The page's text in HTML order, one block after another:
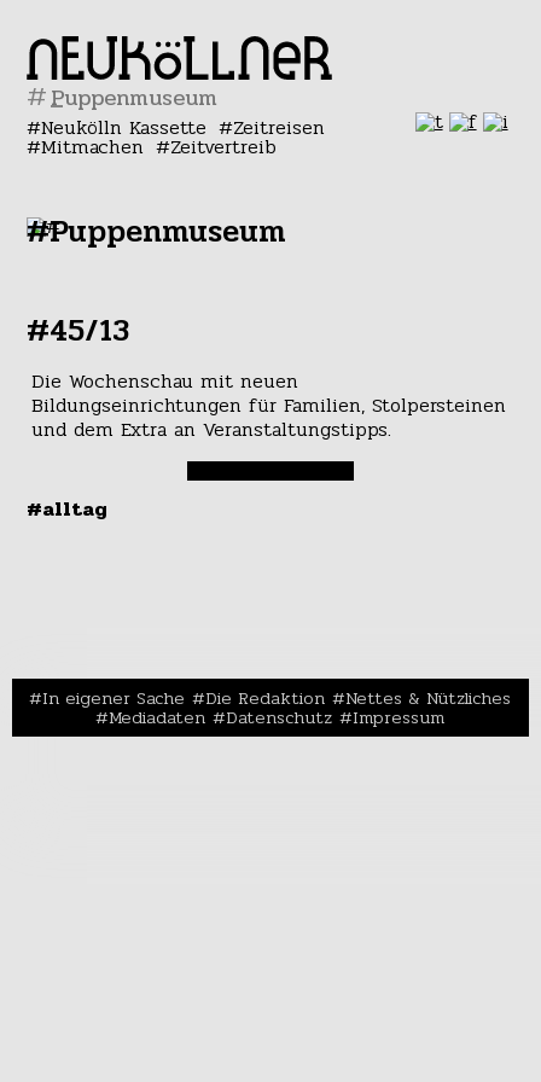
#
Neukölln Kassette Zeitreisen
Mitmachen Zeitvertreib
#Puppenmuseum
#45/13
Die Wochenschau mit neuen
Bildungseinrichtungen für Familien, Stolpersteinen
und dem Extra an Veranstaltungstipps.
#alltag
In eigener Sache Die Redaktion Nettes & Nützliches
Mediadaten Datenschutz Impressum